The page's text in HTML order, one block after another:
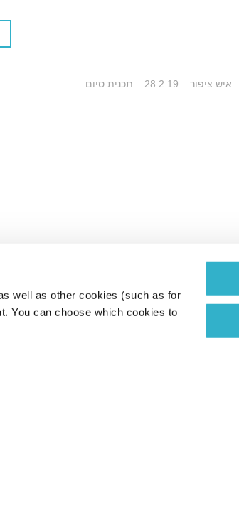
well as other cookies (such as for
You can choose which cookies to
איש ציפור – 28.2.19 – תכנית סיום